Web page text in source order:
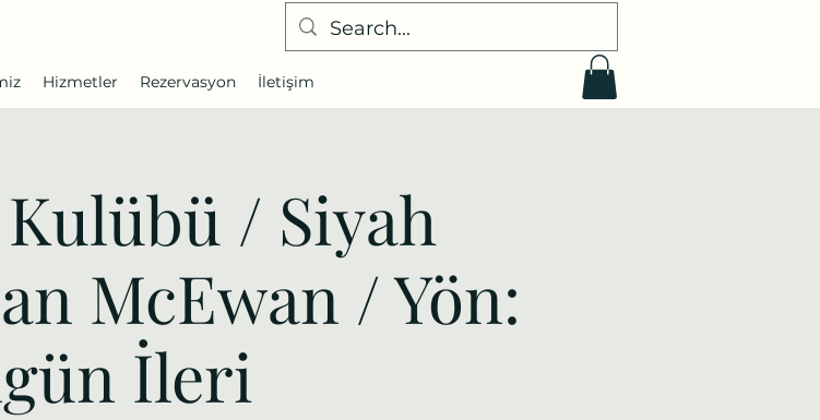
Hizmetler Rezervasyon İletişim
/ Siyah
McEwan / Yön:
İleri